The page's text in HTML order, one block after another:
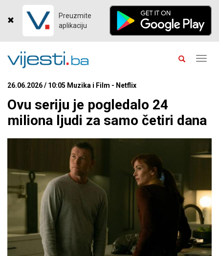
Preuzmite
aplikaciju
26.06.2026 / 10:05 Muzika i Film - Netflix
Ovu seriju je pogledalo 24
miliona ljudi za samo četiri dana